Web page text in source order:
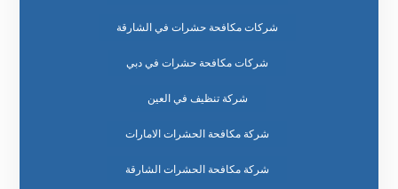
شركات مكافحة حشرات في الشارقة
شركات مكافحة حشرات في دبي
شركة تنظيف في العين
شركة مكافحة الحشرات الامارات
شركة مكافحة الحشرات الشارقة